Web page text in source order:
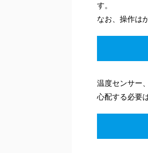
す。
なお、操作は
温度センサー
心配する必要